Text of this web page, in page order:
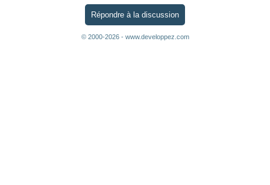
Répondre à la discussion
© 2000-2026 - www.developpez.com